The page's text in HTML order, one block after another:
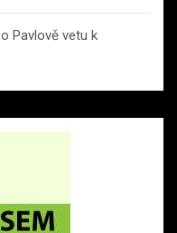
Pavlově vetu k